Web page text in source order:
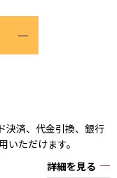
決済、代金引換、銀行
ただけます。
詳細を見る